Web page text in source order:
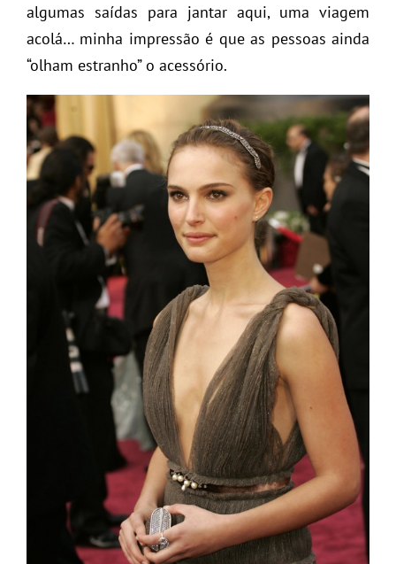
algumas saídas para jantar aqui, uma viagem
acolá… minha impressão é que as pessoas ainda
“olham estranho” o acessório.